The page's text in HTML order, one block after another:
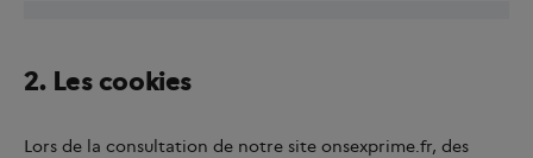
2. Les cookies
Lors de la consultation de notre site onsexprime.fr, des